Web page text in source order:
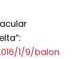
1/9/balon